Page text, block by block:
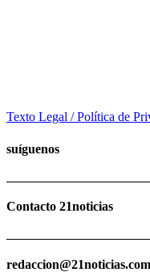
Texto Legal / Política de
suíguenos
Contacto 21noticias
redaccion@21noticias.com